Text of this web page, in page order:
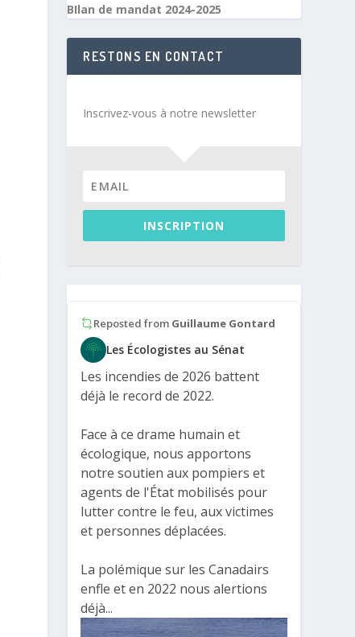
BIlan de mandat 2024-2025
RESTONS EN CONTACT
Inscrivez-vous à notre newsletter
INSCRIPTION
Reposted from Guillaume Gontard
Les Écologistes au Sénat
Les incendies de 2026 battent
déjà le record de 2022.
Face à ce drame humain et
écologique, nous apportons
notre soutien aux pompiers et
agents de l'État mobilisés pour
lutter contre le feu, aux victimes
et personnes déplacées.
La polémique sur les Canadairs
enfle et en 2022 nous alertions
déjà...